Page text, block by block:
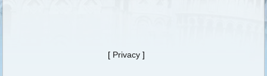
[ Privacy ]